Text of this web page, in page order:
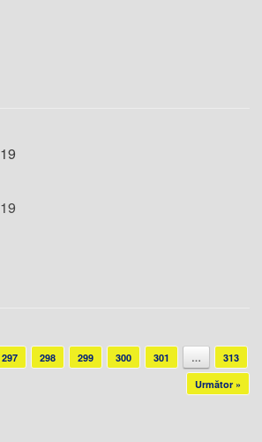
297 298 299 300 301 …
313
Următor »